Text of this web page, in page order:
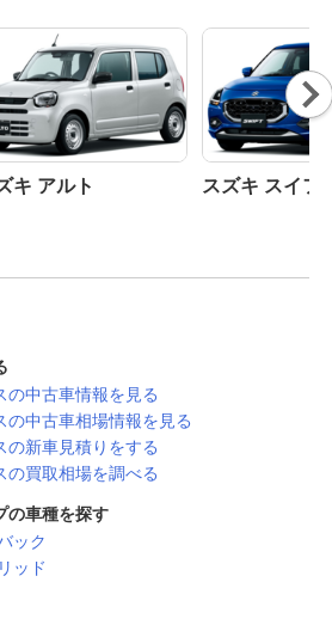
キ アルト スズキ スイフト
Nex
t
の中古車情報を見る
の中古車相場情報を見る
の新車見積りをする
の買取相場を調べる
の車種を探す
ック
ッド